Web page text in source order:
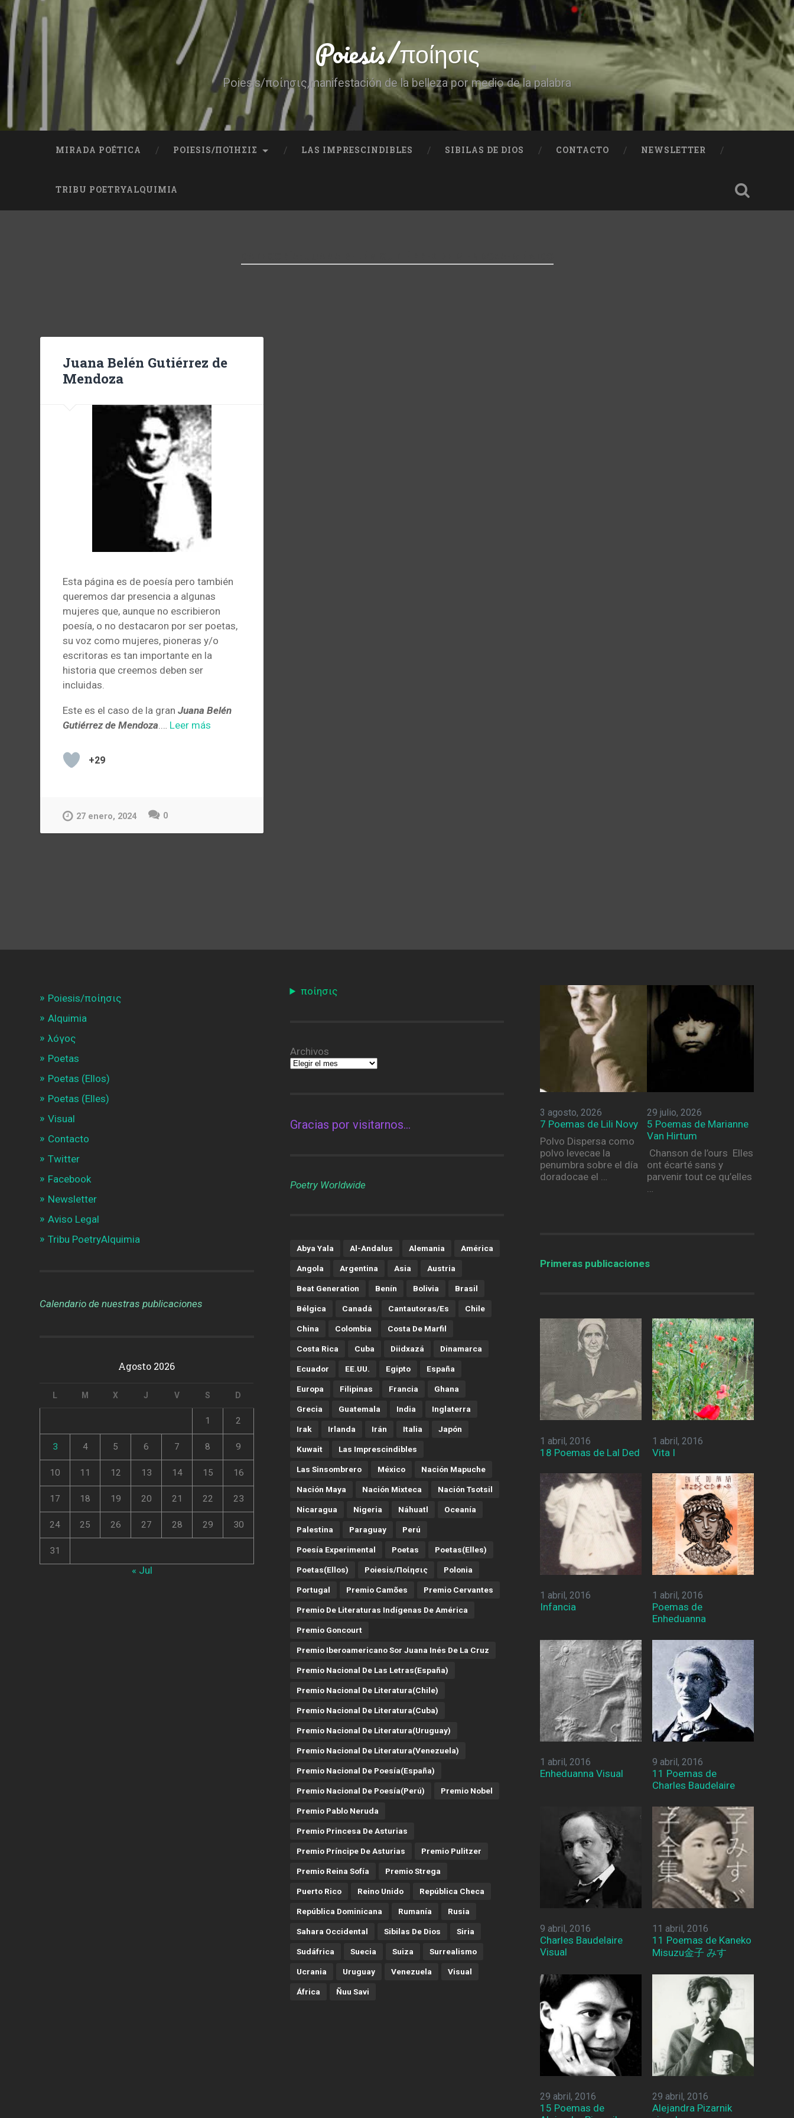
Skip
to
content
Search
Poiesis/ποίησις
Poiesis/ποίησις,manifestación de la belleza por medio de la palabra
MIRADA POÉTICA POIESIS/ΠΟΊΗΣΙΣ LAS IMPRESCINDIBLES SIBILAS DE DIOS CONTACTO NEWSLETTER
TRIBU POETRYALQUIMIA
Juana Belén Gutiérrez de
Mendoza
Esta página es de poesía pero también
queremos dar presencia a algunas
mujeres que, aunque no escribieron
poesía, o no destacaron por ser poetas,
su voz como mujeres, pioneras y/o
escritoras es tan importante en la
historia que creemos deben ser
incluidas.
Este es el caso de la granJuana Belén
Gutiérrez de Mendoza.… Leer más
+29
27 enero, 2024 0
Poiesis/ποίησις
Alquimia
λóγος
Poetas
Poetas (Ellos)
Poetas (Elles)
Visual
Contacto
Twitter
Facebook
Newsletter
Aviso Legal
Tribu PoetryAlquimia
Calendario de nuestras publicaciones
Agosto 2026
L M X J V S D
1 2
3 4 5 6 7 8 9
10 11 12 13 14 15 16
17 18 19 20 21 22 23
24 25 26 27 28 29 30
31
« Jul
ποίησις
Archivos
Gracias por visitarnos…
Poetry Worldwide
Abya Yala Al-Andalus Alemania América
Angola Argentina Asia Austria
Beat Generation Benín Bolivia Brasil
Bélgica Canadá Cantautoras/es Chile
China Colombia Costa De Marfil
Costa Rica Cuba Diidxazá Dinamarca
Ecuador EE.UU. Egipto España
Europa Filipinas Francia Ghana
Grecia Guatemala India Inglaterra
Irak Irlanda Irán Italia Japón
Kuwait Las Imprescindibles
Las Sinsombrero México Nación Mapuche
Nación Maya Nación Mixteca Nación Tsotsil
Nicaragua Nigeria Náhuatl Oceanía
Palestina Paraguay Perú
Poesía Experimental Poetas Poetas(Elles)
Poetas(Ellos) Poiesis/ποίησις Polonia
Portugal Premio Camões Premio Cervantes
Premio De Literaturas Indígenas De América
Premio Goncourt
Premio Iberoamericano Sor Juana Inés De La Cruz
Premio Nacional De Las Letras(España)
Premio Nacional De Literatura(Chile)
Premio Nacional De Literatura(Cuba)
Premio Nacional De Literatura(Uruguay)
Premio Nacional De Literatura(Venezuela)
Premio Nacional De Poesía(España)
Premio Nacional De Poesía(Perú) Premio Nobel
Premio Pablo Neruda
Premio Princesa De Asturias
Premio Príncipe De Asturias Premio Pulitzer
Premio Reina Sofía Premio Strega
Puerto Rico Reino Unido República Checa
República Dominicana Rumanía Rusia
Sahara Occidental Sibilas De Dios Siria
Sudáfrica Suecia Suiza Surrealismo
Ucrania Uruguay Venezuela Visual
África Ñuu Savi
3 agosto, 2026
7 Poemas de Lili Novy
Polvo Dispersa como
polvo levecae la
penumbra sobre el día
doradocae el …
29 julio, 2026
5 Poemas de Marianne
Van Hirtum
Chanson de l’ours Elles
ont écarté sans y
parvenir tout ce qu’elles
Primeras publicaciones
1 abril, 2016
18 Poemas de Lal Ded
1 abril, 2016
Vita I
1 abril, 2016
Infancia
1 abril, 2016
Poemas de
Enheduanna
1 abril, 2016
Enheduanna Visual
9 abril, 2016
11 Poemas de
Charles Baudelaire
9 abril, 2016
Charles Baudelaire
Visual
11 abril, 2016
11 Poemas de Kaneko
Misuzu金子 みすゞ
29 abril, 2016
15 Poemas de
29 abril, 2016
Alejandra Pizarnik